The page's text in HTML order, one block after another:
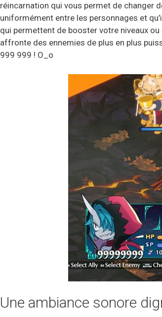
réincarnation qui vous permet de changer
uniformément entre les personnages et
qui permettent de booster votre niveaux
affronte des ennemies de plus en plus
999 999 ! O_o
Une ambiance sonore